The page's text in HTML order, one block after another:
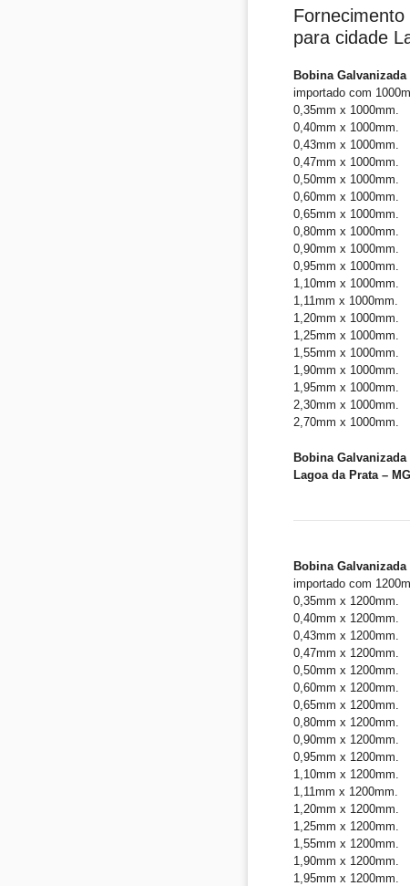
para cidade
Bobina
importado com
0,35mm x 1000mm.
0,40mm x 1000mm.
0,43mm x 1000mm.
0,47mm x 1000mm.
0,50mm x 1000mm.
0,60mm x 1000mm.
0,65mm x 1000mm.
0,80mm x 1000mm.
0,90mm x 1000mm.
0,95mm x 1000mm.
1,10mm x 1000mm.
1,11mm x 1000mm.
1,20mm x 1000mm.
1,25mm x 1000mm.
1,55mm x 1000mm.
1,90mm x 1000mm.
1,95mm x 1000mm.
2,30mm x 1000mm.
2,70mm x 1000mm.
Bobina
Lagoa da Prata –
Bobina Galvanizada
importado com
0,35mm x 1200mm.
0,40mm x 1200mm.
0,43mm x 1200mm.
0,47mm x 1200mm.
0,50mm x 1200mm.
0,60mm x 1200mm.
0,65mm x 1200mm.
0,80mm x 1200mm.
0,90mm x 1200mm.
0,95mm x 1200mm.
1,10mm x 1200mm.
1,11mm x 1200mm.
1,20mm x 1200mm.
1,25mm x 1200mm.
1,55mm x 1200mm.
1,90mm x 1200mm.
1,95mm x 1200mm.